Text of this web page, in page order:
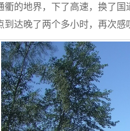
衢的地界，下了高速，换了
到达晚了两个多小时，再次感